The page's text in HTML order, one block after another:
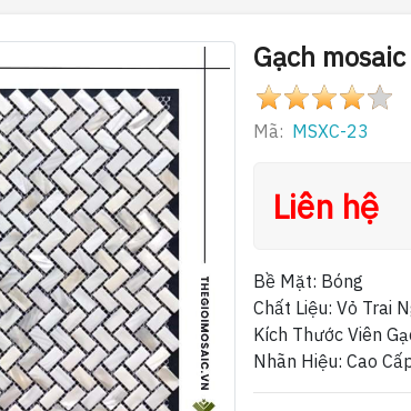
Gạch
Mã: MSXC-23
Liên hệ
Bề Mặt: Bóng
Chất Liệu: Vỏ Trai
Kích Thước Viên
Nhãn Hiệu: Cao